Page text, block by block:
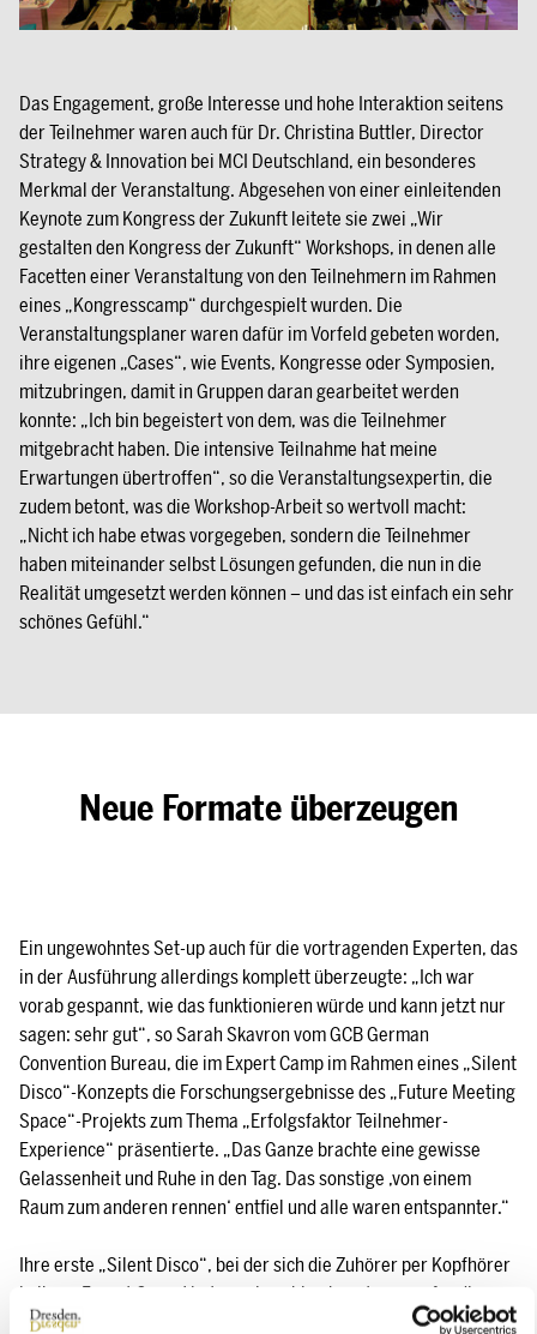
Das Engagement, große Interesse und hohe Interaktion seitens
der Teilnehmer waren auch für Dr. Christina Buttler, Director
Strategy & Innovation bei MCI Deutschland, ein besonderes
Merkmal der Veranstaltung. Abgesehen von einer einleitenden
Keynote zum Kongress der Zukunft leitete sie zwei „Wir
gestalten den Kongress der Zukunft“ Workshops, in denen alle
Facetten einer Veranstaltung von den Teilnehmern im Rahmen
eines „Kongresscamp“ durchgespielt wurden. Die
Veranstaltungsplaner waren dafür im Vorfeld gebeten worden,
ihre eigenen „Cases“, wie Events, Kongresse oder Symposien,
mitzubringen, damit in Gruppen daran gearbeitet werden
konnte: „Ich bin begeistert von dem, was die Teilnehmer
mitgebracht haben. Die intensive Teilnahme hat meine
Erwartungen übertroffen“, so die Veranstaltungsexpertin, die
zudem betont, was die Workshop-Arbeit so wertvoll macht:
„Nicht ich habe etwas vorgegeben, sondern die Teilnehmer
haben miteinander selbst Lösungen gefunden, die nun in die
Realität umgesetzt werden können – und das ist einfach ein sehr
schönes Gefühl.“
Neue Formate überzeugen
Ein ungewohntes Set-up auch für die vortragenden Experten, das
in der Ausführung allerdings komplett überzeugte: „Ich war
vorab gespannt, wie das funktionieren würde und kann jetzt nur
sagen: sehr gut“, so Sarah Skavron vom GCB German
Convention Bureau, die im Expert Camp im Rahmen eines „Silent
Disco“-Konzepts die Forschungsergebnisse des „Future Meeting
Space“-Projekts zum Thema „Erfolgsfaktor Teilnehmer-
Experience“ präsentierte. „Das Ganze brachte eine gewisse
Gelassenheit und Ruhe in den Tag. Das sonstige ‚von einem
Raum zum anderen rennen‘ entfiel und alle waren entspannter.“
Ihre erste „Silent Disco“, bei der sich die Zuhörer per Kopfhörer
in ihren Expert Camp Vortrag einwählen konnten, war für die
Projekt Managerin eine gelungene Premiere: „Abgesehen von